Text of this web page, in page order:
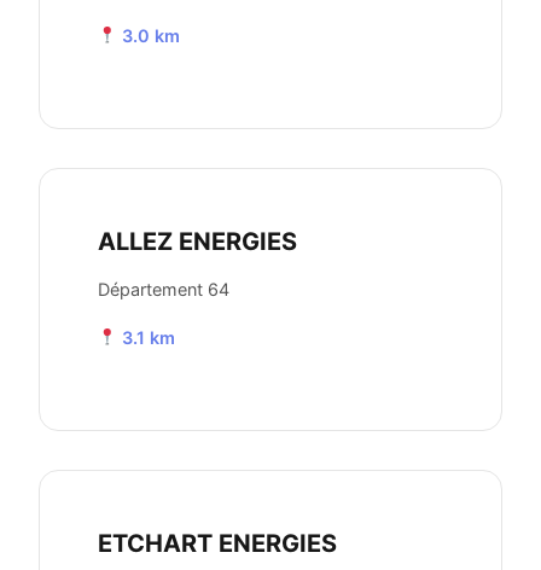
3.0 km
ALLEZ ENERGIES
Département 64
3.1 km
ETCHART ENERGIES